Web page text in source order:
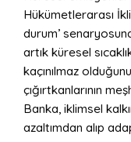
Hükümetlerarası
durum’
artık küresel
kaçınılmaz
çığırtkanlarının
Banka, iklimsel
azaltımdan alıp